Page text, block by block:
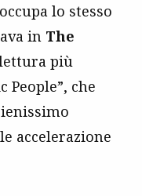
lo stesso
in The
più
People”, che
accelerazione